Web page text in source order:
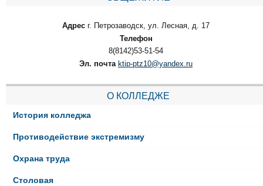
Адрес г. Петрозаводск, ул. Лесная, д. 17
Телефон
8(8142)53-51-54
Эл. почта ktip-ptz10@yandex.ru
О КОЛЛЕДЖЕ
История колледжа
Противодействие экстремизму
Охрана труда
Столовая